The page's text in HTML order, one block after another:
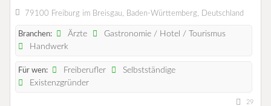
79100 Freiburg im Breisgau, Baden-Württemberg, Deutschland
Branchen: Ärzte
Gastronomie / Hotel / Tourismus
Handwerk
Für wen: Freiberufler
Selbstständige
Existenzgründer
29